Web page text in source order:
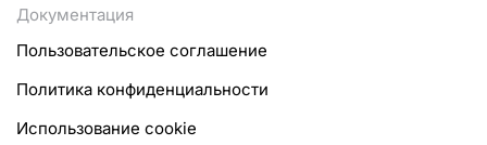
Документация
Пользовательское соглашение
Политика конфиденциальности
Использование cookie